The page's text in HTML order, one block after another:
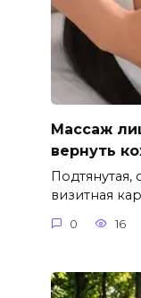
Массаж
вернуть
Подтянутая,
визитная
0 16